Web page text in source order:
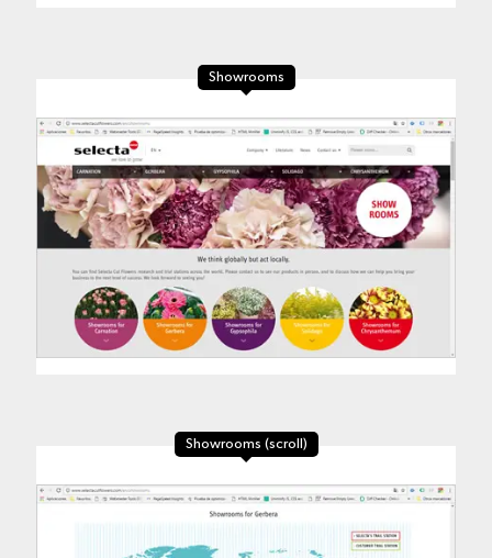
Showrooms
Showrooms (scroll)